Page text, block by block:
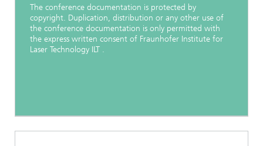
The conference documentation is protected by
copyright. Duplication, distribution or any other use of
the conference documentation is only permitted with
the express written consent of Fraunhofer Institute for
Laser Technology ILT .